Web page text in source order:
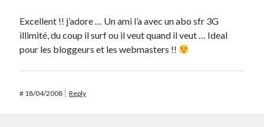
Excellent !! j’adore … Un ami l’a avec un abo sfr 3G
illimité, du coup il surf ou il veut quand il veut … Ideal
pour les bloggeurs et les webmasters !!
# 18/04/2008 Reply